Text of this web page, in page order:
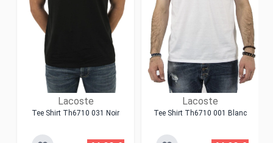
Lacoste
Tee Shirt Th6710 031 Noir
Lacoste
Tee Shirt Th6710 001 Blanc